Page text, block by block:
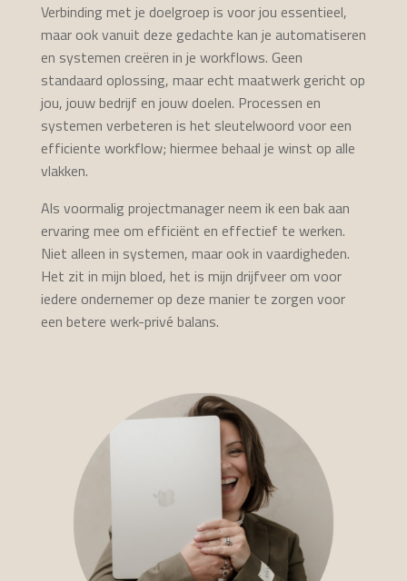
Verbinding met je doelgroep is voor jou essentieel,
maar ook vanuit deze gedachte kan je automatiseren
en systemen creëren in je workflows. Geen
standaard oplossing, maar echt maatwerk gericht op
jou, jouw bedrijf en jouw doelen. Processen en
systemen verbeteren is het sleutelwoord voor een
efficiente workflow; hiermee behaal je winst op alle
vlakken.
Als voormalig projectmanager neem ik een bak aan
ervaring mee om efficiënt en effectief te werken.
Niet alleen in systemen, maar ook in vaardigheden.
Het zit in mijn bloed, het is mijn drijfveer om voor
iedere ondernemer op deze manier te zorgen voor
een betere werk-privé balans.